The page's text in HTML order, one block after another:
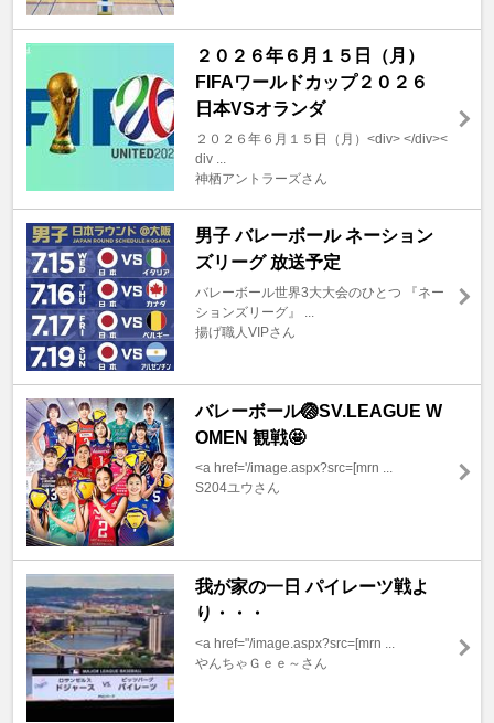
２０２６年６月１５日（月）
FIFAワールドカップ２０２６
日本VSオランダ
２０２６年６月１５日（月）<div> </div><
div ...
神栖アントラーズさん
男子 バレーボール ネーション
ズリーグ 放送予定
バレーボール世界3大大会のひとつ 『ネー
ションズリーグ』 ...
揚げ職人VIPさん
バレーボール🏐SV.LEAGUE W
OMEN 観戦🤩
<a href='/image.aspx?src=[mrn ...
S204ユウさん
我が家の一日 パイレーツ戦よ
り・・・
<a href="/image.aspx?src=[mrn ...
やんちゃＧｅｅ～さん